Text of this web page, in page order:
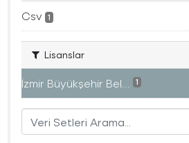
Csv 1
Lisanslar
İzmir Büyükşehir Bel... 1